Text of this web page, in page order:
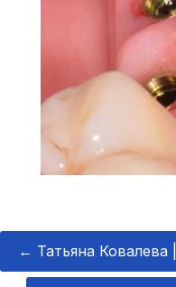
← Татьяна Ковалева